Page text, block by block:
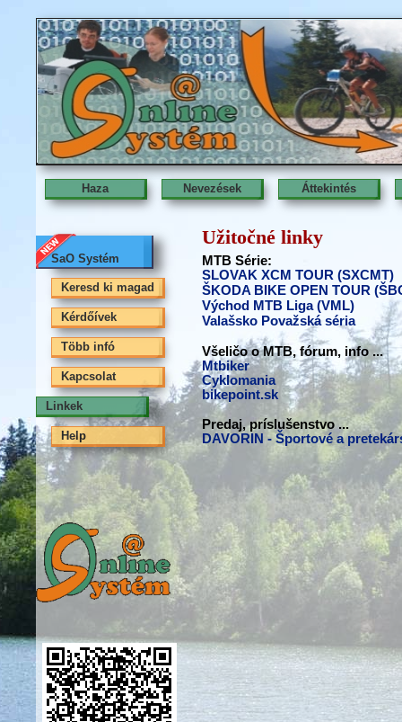
Haza Nevezések Áttekintés
SaO Systém
Keresd ki magad
Kérdőívek
Több infó
Kapcsolat
Linkek
Help
Užitočné linky
MTB Série:
SLOVAK XCM TOUR (SXCMT)
ŠKODA BIKE OPEN TOUR
Východ MTB Liga (VML)
Valašsko Považská séria
Všeličo o MTB, fórum, info ...
Mtbiker
Cyklomania
bikepoint.sk
Predaj, príslušenstvo ...
DAVORIN - Športové a